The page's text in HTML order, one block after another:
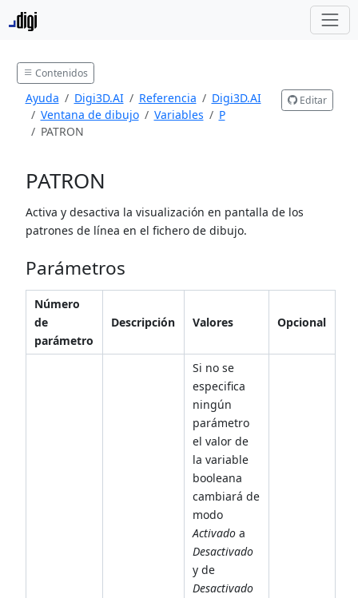
Contenidos
Ayuda Digi3D.AI Referencia
Digi3D.AI
Ventana de dibujo
Variables
P
PATRON
Editar
PATRON
Activa y desactiva la visualización en pantalla de los
patrones de línea en el fichero de dibujo.
Parámetros
Número
de
parámetro
Descripción Valores Opcional
Si no se
especifica
ningún
parámetro
el valor de
la variable
booleana
cambiará de
modo
Activado a
Desactivado
y de
Desactivado